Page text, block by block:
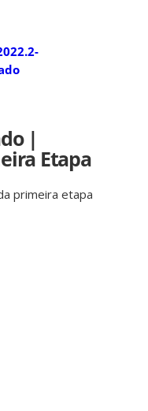
|
Etapa
primeira etapa